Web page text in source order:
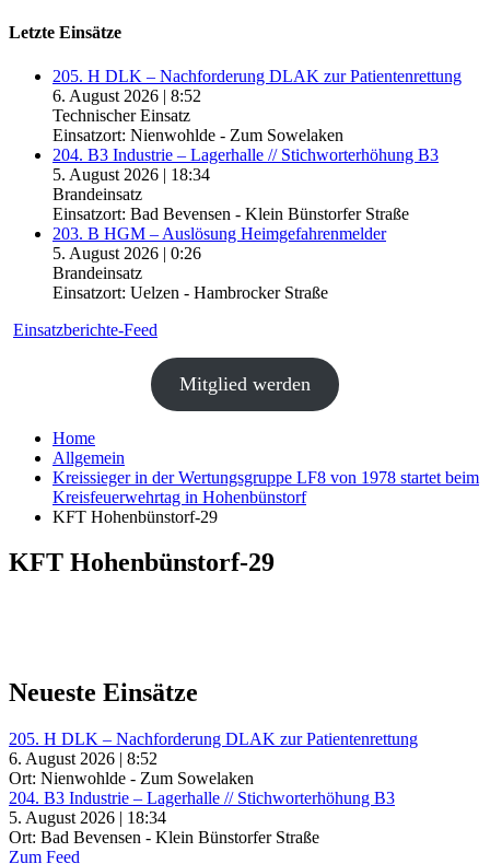
Letzte Einsätze
205. H DLK – Nachforderung DLAK zur Patientenrettung
6. August 2026 | 8:52
Technischer Einsatz
Einsatzort: Nienwohlde - Zum Sowelaken
204. B3 Industrie – Lagerhalle // Stichworterhöhung B3
5. August 2026 | 18:34
Brandeinsatz
Einsatzort: Bad Bevensen - Klein Bünstorfer Straße
203. B HGM – Auslösung Heimgefahrenmelder
5. August 2026 | 0:26
Brandeinsatz
Einsatzort: Uelzen - Hambrocker Straße
Einsatzberichte-Feed
Mitglied werden
Home
Allgemein
Kreissieger in der Wertungsgruppe LF8 von 1978 startet beim
Kreisfeuerwehrtag in Hohenbünstorf
KFT Hohenbünstorf-29
KFT Hohenbünstorf-29
Neueste Einsätze
205. H DLK – Nachforderung DLAK zur Patientenrettung
6. August 2026 | 8:52
Ort: Nienwohlde - Zum Sowelaken
204. B3 Industrie – Lagerhalle // Stichworterhöhung B3
5. August 2026 | 18:34
Ort: Bad Bevensen - Klein Bünstorfer Straße
Zum Feed